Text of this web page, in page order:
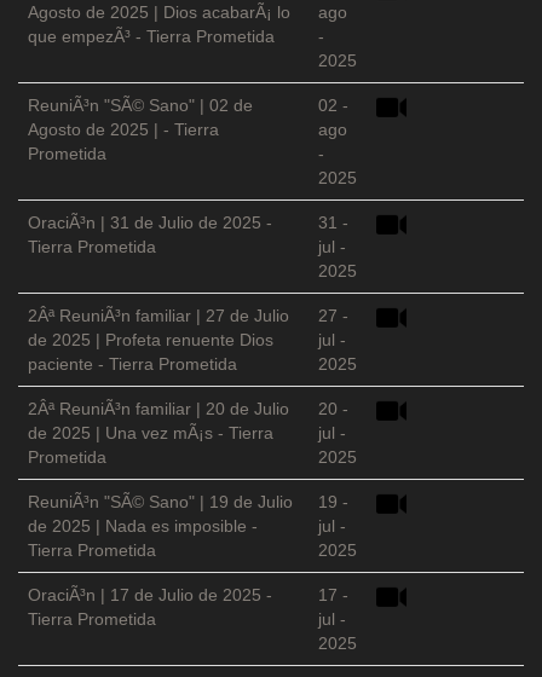
Agosto de 2025 | Dios acabarÃ¡ lo
que empezÃ³ - Tierra Prometida
ago
-
2025
ReuniÃ³n "SÃ© Sano" | 02 de
Agosto de 2025 | - Tierra
Prometida
02 -
ago
-
2025
OraciÃ³n | 31 de Julio de 2025 -
Tierra Prometida
31 -
jul -
2025
2Âª ReuniÃ³n familiar | 27 de Julio
de 2025 | Profeta renuente Dios
paciente - Tierra Prometida
27 -
jul -
2025
2Âª ReuniÃ³n familiar | 20 de Julio
de 2025 | Una vez mÃ¡s - Tierra
Prometida
20 -
jul -
2025
ReuniÃ³n "SÃ© Sano" | 19 de Julio
de 2025 | Nada es imposible -
Tierra Prometida
19 -
jul -
2025
OraciÃ³n | 17 de Julio de 2025 -
Tierra Prometida
17 -
jul -
2025